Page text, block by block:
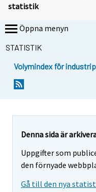
statistik
Öppna menyn
STATISTIK
Volymindex för
Denna sida är
Uppgifter som
den förnyade
Gå till den nya